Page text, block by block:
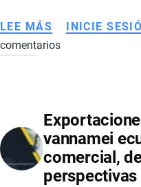
LEE MÁS SOBRE
PRODUCTOS
TRATADO
DE
LIBRE
COMERCIO
INICIE
comentarios
vannamei
comercial,
perspectivas